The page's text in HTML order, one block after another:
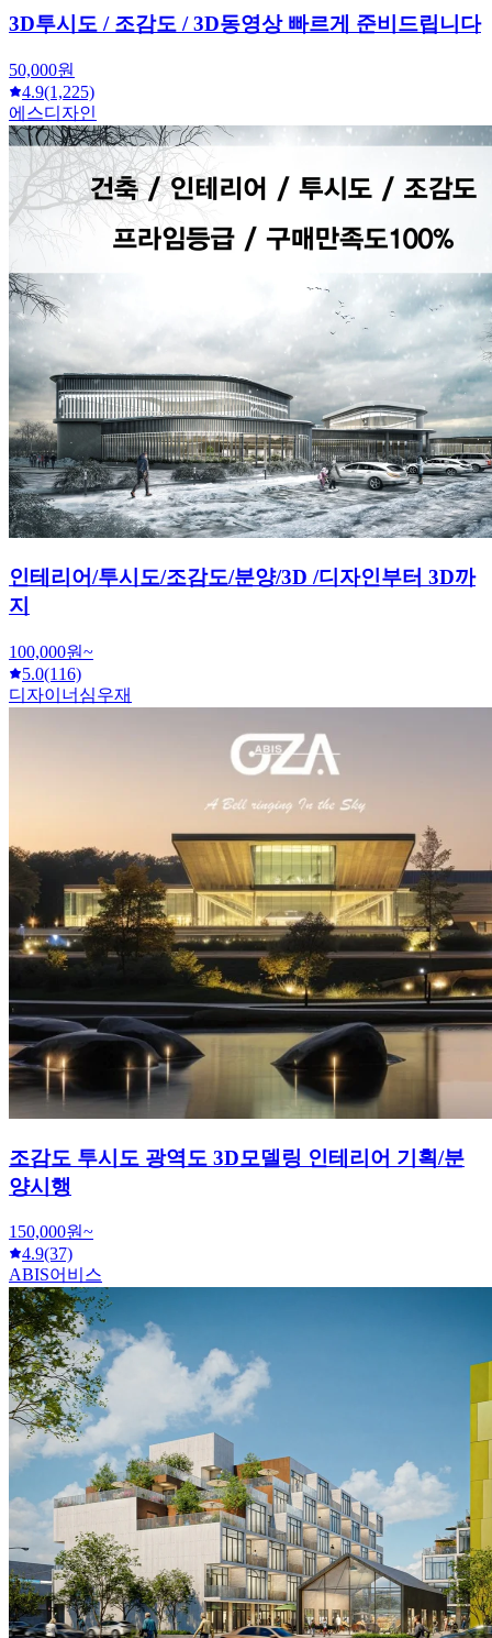
3D투시도 / 조감도 / 3D동영상 빠르게 준비드립니다
50,000원
4.9(1,225)
에스디자인
인테리어/투시도/조감도/분양/3D /디자인부터 3D까
지
100,000원~
5.0(116)
디자이너심우재
조감도 투시도 광역도 3D모델링 인테리어 기획/분
양시행
150,000원~
4.9(37)
ABIS어비스